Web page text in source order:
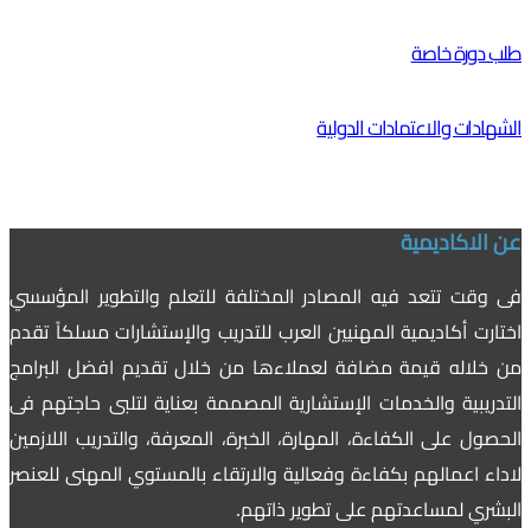
طلب دورة خاصة
الشهادات والاعتمادات الدولية
عن الاكاديمية
فى وقت تتعد فيه المصادر المختلفة للتعلم والتطوير المؤسسي
اختارت أكاديمية المهنيين العرب للتدريب والإستشارات مسلكاً تقدم
من خلاله قيمة مضافة لعملاءها من خلال تقديم افضل البرامج
التدريبية والخدمات الإستشارية المصممة بعناية لتلبى حاجتهم فى
الحصول على الكفاءة، المهارة، الخبرة، المعرفة، والتدريب اللازمين
لاداء اعمالهم بكفاءة وفعالية والارتقاء بالمستوي المهنى للعنصر
البشري لمساعدتهم على تطوير ذاتهم.